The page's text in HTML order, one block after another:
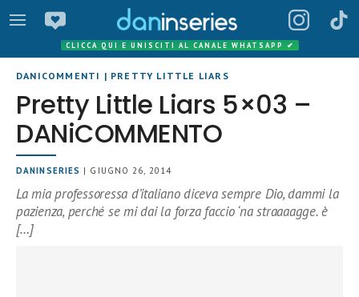
CLICCA QUI E UNISCITI AL CANALE WHATSAPP ✔
DANICOMMENTI | PRETTY LITTLE LIARS
Pretty Little Liars 5×03 –
DANiCOMMENTO
DANINSERIES | GIUGNO 26, 2014
La mia professoressa d’italiano diceva sempre Dio, dammi la
pazienza, perché se mi dai la forza faccio ‘na straaaagge. è
[…]